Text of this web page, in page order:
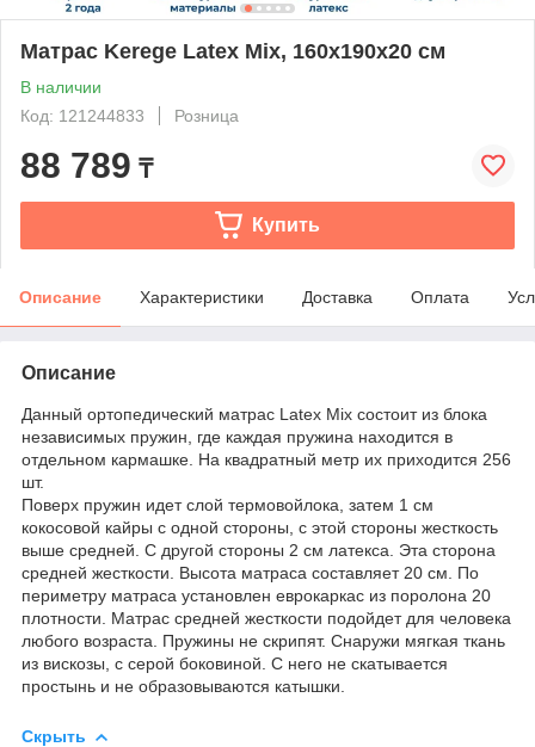
Матрас Kerege Latex Mix, 160x190x20 см
В наличии
Код: 121244833
Розница
88 789 ₸
Купить
Описание Характеристики Доставка Оплата
Описание
Данный ортопедический матрас Latex Mix состоит из блока
независимых пружин, где каждая пружина находится в
отдельном кармашке. На квадратный метр их приходится 256
шт.
Поверх пружин идет слой термовойлока, затем 1 см
кокосовой кайры c одной стороны, с этой стороны жесткость
выше средней. С другой стороны 2 см латекса. Эта сторона
средней жесткости. Высота матраса составляет 20 см. По
периметру матраса установлен еврокаркас из поролона 20
плотности. Матрас средней жесткости подойдет для человека
любого возраста. Пружины не скрипят. Снаружи мягкая ткань
из вискозы, с серой боковиной. С него не скатывается
простынь и не образовываются катышки.
Скрыть